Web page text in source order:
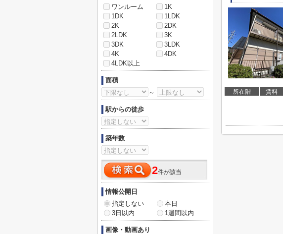
所在階 賃料
ワンルーム
1K
1DK
1LDK
2K
2DK
2LDK
3K
3DK
3LDK
4K
4DK
4LDK以上
面積
～
駅からの徒歩
築年数
2件が該当
情報公開日
指定しない
本日
3日以内
1週間以内
画像・動画あり